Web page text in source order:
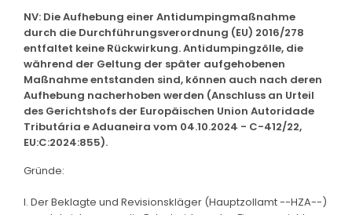
NV: Die Aufhebung einer Antidumpingmaßnahme
durch die Durchführungsverordnung (EU) 2016/278
entfaltet keine Rückwirkung. Antidumpingzölle, die
während der Geltung der später aufgehobenen
Maßnahme entstanden sind, können auch nach deren
Aufhebung nacherhoben werden (Anschluss an Urteil
des Gerichtshofs der Europäischen Union Autoridade
Tributária e Aduaneira vom 04.10.2024 - C-412/22,
EU:C:2024:855).
Gründe:
I. Der Beklagte und Revisionskläger (Hauptzollamt --HZA--)